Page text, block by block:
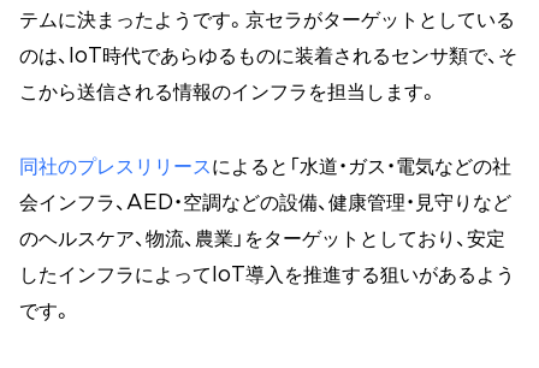
テムに決まったようです。京セラがターゲットとしている
のは、IoT時代であらゆるものに装着されるセンサ類で、そ
こから送信される情報のインフラを担当します。
同社のプレスリリースによると「水道・ガス・電気などの社
会インフラ、AED・空調などの設備、健康管理・見守りなど
のヘルスケア、物流、農業」をターゲットとしており、安定
したインフラによってIoT導入を推進する狙いがあるよう
です。